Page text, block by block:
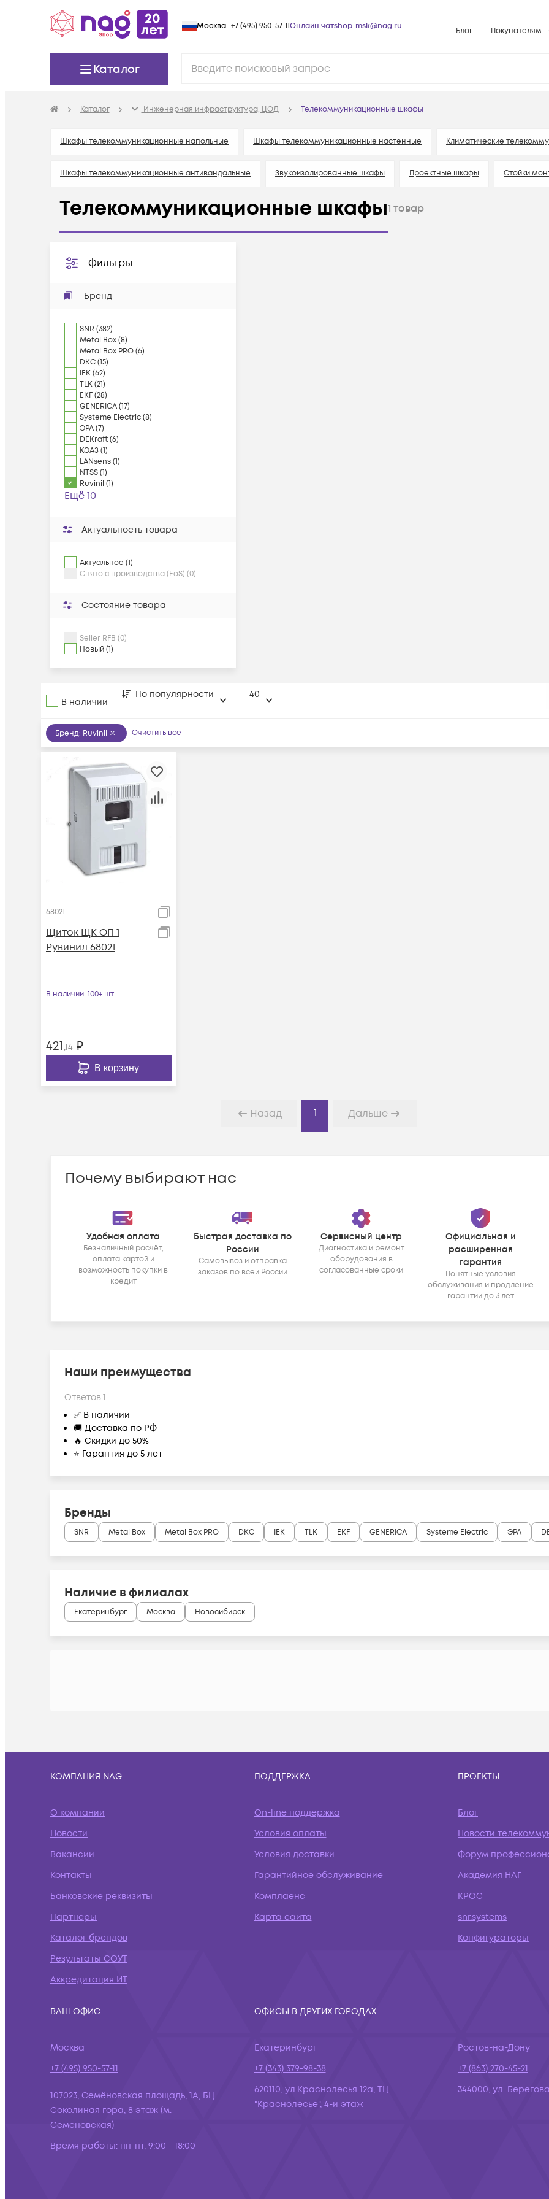
Москва +7 (495) 950-57-11Онлайн чатshop-msk@nag.ru Блог Покупателям
Вопросы и
Каталог
Каталог Инженерная инфраструктура, ЦОД Телекоммуникационные шкафы
Шкафы телекоммуникационные напольные Шкафы телекоммуникационные настенные Климатические
Шкафы телекоммуникационные антивандальные Звукоизолированные шкафы Проектные шкафы Стойки
Полки в телекоммуникационный шкаф Аксессуары для телекоммуникационных шкафов
Телекоммуникационные шкафы1 товар
Фильтры
Бренд
SNR (382)
Metal Box(8)
Metal Box PRO(6)
DKC(15)
IEK(62)
TLK(21)
EKF(28)
GENERICA(17)
Systeme Electric(8)
ЭРА(7)
DEKraft(6)
КЭАЗ(1)
LANsens(1)
NTSS(1)
Ruvinil (1)
Ещё 10
Актуальность товара
Актуальное (1)
Снято с производства (EoS) (0)
Состояние товара
Seller RFB (0)
Новый (1)
В наличии
По популярности 40
Бренд: Ruvinil Очистить всё
68021
Щиток ЩК ОП 1
Рувинил 68021
В наличии: 100+ шт
421,14 ₽
В корзину
Назад 1 Дальше
Почему выбирают нас
Удобная оплата
Безналичный расчёт,
оплата картой и
возможность покупки в
кредит
Быстрая доставка по
России
Самовывоз и отправка
заказов по всей России
Сервисный центр
Диагностика и ремонт
оборудования в
согласованные сроки
Официальная и
расширенная
гарантия
Понятные условия
обслуживания и продление
гарантии до 3 лет
Наши преимущества
Ответов:1
✅ В наличии
🚚 Доставка по РФ
🔥 Скидки до 50%
⭐ Гарантия до 5 лет
Бренды
SNR Metal Box Metal Box PRO DKC IEK TLK EKF GENERICA Systeme Electric ЭРА
Наличие в филиалах
Екатеринбург Москва Новосибирск
КОМПАНИЯ NAG
О компании
Новости
Вакансии
Контакты
Банковские реквизиты
Партнеры
Каталог брендов
Результаты СОУТ
Аккредитация ИТ
ПОДДЕРЖКА
On-line поддержка
Условия оплаты
Условия доставки
Гарантийное обслуживание
Комплаенс
Карта сайта
ПРОЕКТЫ
Блог
Новости
Форум
Академия НАГ
КРОС
snr.systems
Конфигураторы
ВАШ ОФИС
Москва
+7 (495) 950-57-11
107023, Семёновская площадь, 1А, БЦ
Соколиная гора, 8 этаж (м.
Семёновская)
Время работы: пн-пт, 9:00 - 18:00
ОФИСЫ В ДРУГИХ ГОРОДАХ
Екатеринбург
+7 (343) 379-98-38
620110, ул.Краснолесья 12а, ТЦ
"Краснолесье", 4-й этаж
Ростов-на-Дону
+7 (863) 270-45-21
344000, ул.